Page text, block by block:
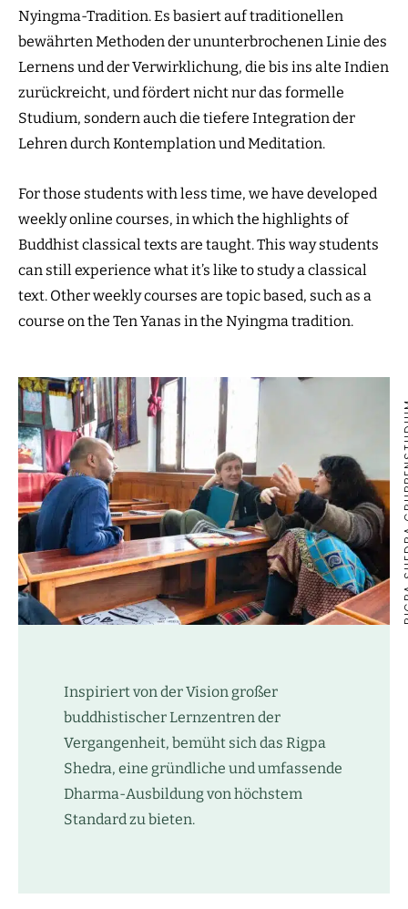
Nyingma-Tradition. Es basiert auf traditionellen
bewährten Methoden der ununterbrochenen Linie des
Lernens und der Verwirklichung, die bis ins alte Indien
zurückreicht, und fördert nicht nur das formelle
Studium, sondern auch die tiefere Integration der
Lehren durch Kontemplation und Meditation.
For those students with less time, we have developed
weekly online courses, in which the highlights of
Buddhist classical texts are taught. This way students
can still experience what it’s like to study a classical
text. Other weekly courses are topic based, such as a
course on the Ten Yanas in the Nyingma tradition.
RIGPA
Inspiriert von der Vision großer
buddhistischer Lernzentren der
Vergangenheit, bemüht sich das Rigpa
Shedra, eine gründliche und umfassende
Dharma-Ausbildung von höchstem
Standard zu bieten.